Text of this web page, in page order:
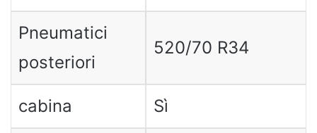
Pneumatici
posteriori
520/70 R34
cabina Sì